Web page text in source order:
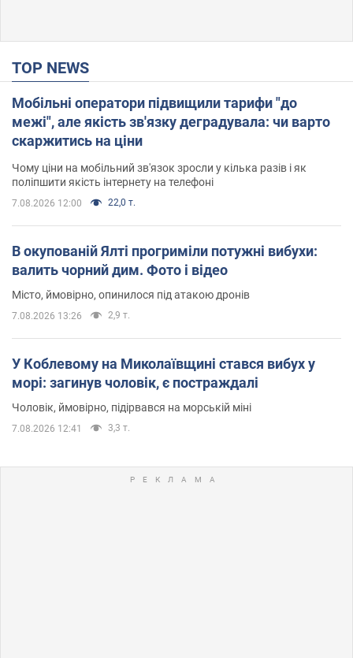
TOP NEWS
Мобільні оператори підвищили тарифи "до
межі", але якість зв'язку деградувала: чи варто
скаржитись на ціни
Чому ціни на мобільний зв'язок зросли у кілька разів і як
поліпшити якість інтернету на телефоні
7.08.2026 12:00 22,0 т.
В окупованій Ялті прогриміли потужні вибухи:
валить чорний дим. Фото і відео
Місто, ймовірно, опинилося під атакою дронів
7.08.2026 13:26 2,9 т.
У Коблевому на Миколаївщині стався вибух у
морі: загинув чоловік, є постраждалі
Чоловік, ймовірно, підірвався на морській міні
7.08.2026 12:41 3,3 т.